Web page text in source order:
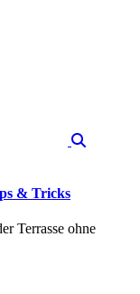
& Tricks
Terrasse ohne